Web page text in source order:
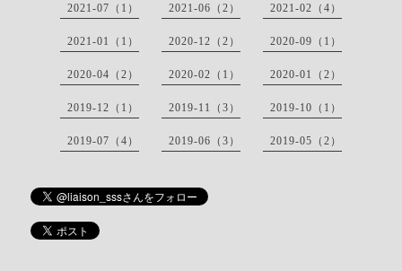
2021-07（1） 2021-06（2） 2021-02（4）
2021-01（1） 2020-12（2） 2020-09（1）
2020-04（2） 2020-02（1） 2020-01（2）
2019-12（1） 2019-11（3） 2019-10（1）
2019-07（4） 2019-06（3） 2019-05（2）